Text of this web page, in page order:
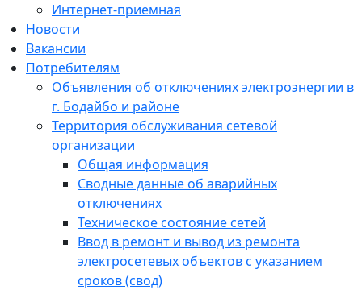
Интернет-приемная
Новости
Вакансии
Потребителям
Объявления об отключениях электроэнергии в
г. Бодайбо и районе
Территория обслуживания сетевой
организации
Общая информация
Сводные данные об аварийных
отключениях
Техническое состояние сетей
Ввод в ремонт и вывод из ремонта
электросетевых объектов с указанием
сроков (свод)